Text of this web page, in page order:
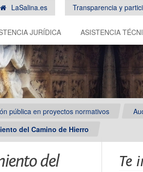
Transparencia y
LaSalina.es
JURÍDICA ASISTENCIA
pública en proyectos normativos
del Camino de Hierro
del
Te